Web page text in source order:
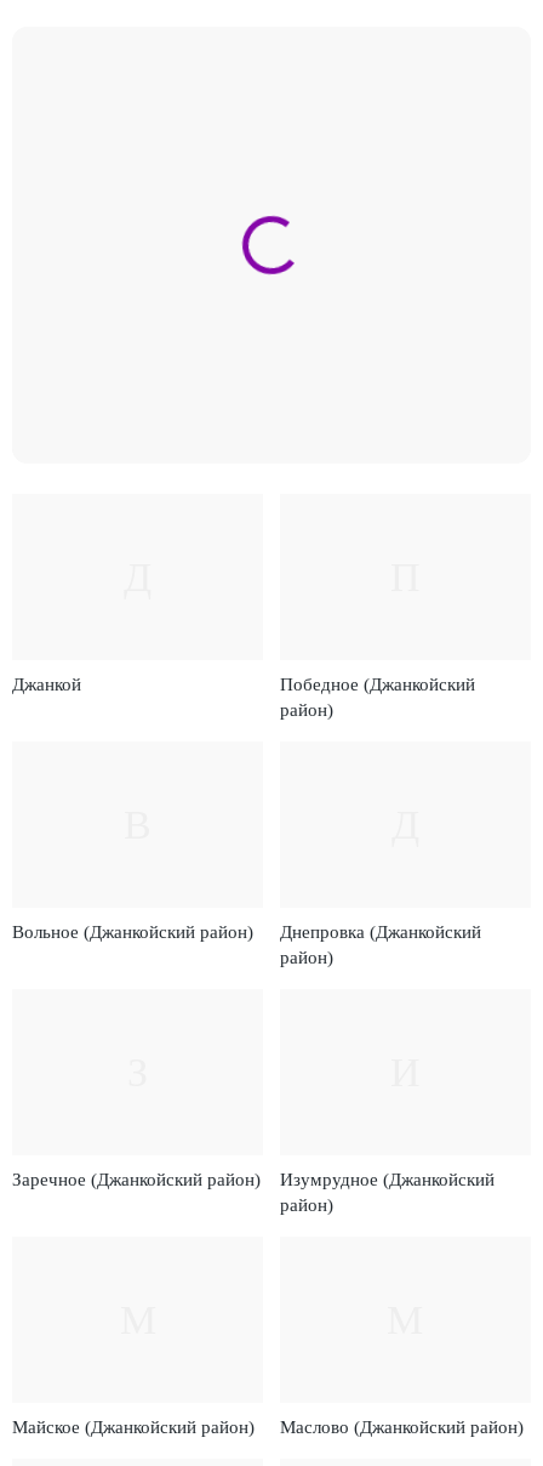
Джанкой
Победное (Джанкойский
район)
Вольное (Джанкойский район)
Днепровка (Джанкойский
район)
Заречное (Джанкойский район)
Изумрудное (Джанкойский
район)
Майское (Джанкойский район) Маслово (Джанкойский район)